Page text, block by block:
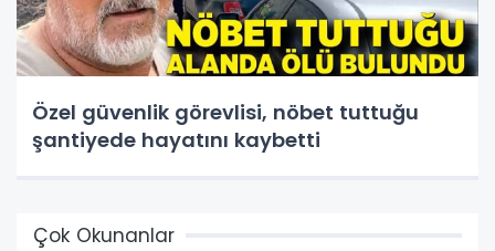
Özel güvenlik görevlisi, nöbet tuttuğu
şantiyede hayatını kaybetti
Çok Okunanlar